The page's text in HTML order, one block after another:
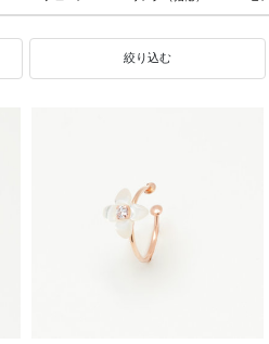
絞り込む